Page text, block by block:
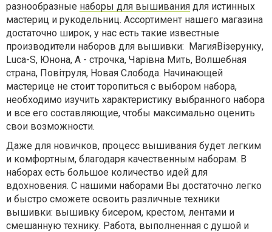
разнообразные наборы для вышивания для истинных
мастериц и рукодельниц. Ассортимент нашего магазина
достаточно широк, у нас есть такие известные
производители наборов для вышивки: МагияВізерунку,
Luca-S, Юнона, А - строчка, Чарівна Мить, Волшебная
страна, Повітруля, Новая Слобода. Начинающей
мастерице не стоит торопиться с выбором набора,
необходимо изучить характеристику выбранного набора
и все его составляющие, чтобы максимально оценить
свои возможности.
Даже для новичков, процесс вышивания будет легким
и комфортным, благодаря качественным наборам. В
наборах есть большое количество идей для
вдохновения. С нашими наборами Вы достаточно легко
и быстро сможете освоить различные техники
вышивки: вышивку бисером, крестом, лентами и
смешанную технику. Работа, выполненная с душой и